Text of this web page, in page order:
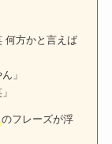
何方かと言えば
」
のフレーズが浮